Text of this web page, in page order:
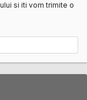
si iti vom trimite o